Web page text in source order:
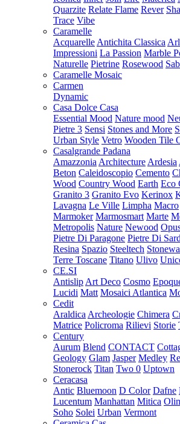
Quarzite Relate Flame Rever
Trace Vibe
Caramelle
Acquarelle Antichita Classica
Impressioni La Passion Marble
Naturelle Pietrine Rosewood
Caramelle Mosaic
Carmen
Dynamic
Casa Dolce Casa
Essential Mood Nature mood
Pietre 3 Sensi Stones and More
Urban Style Vetro Wooden Tile
Casalgrande Padana
Amazzonia Architecture Ardesia
Beton Caleidoscopio Cemento
Wood Country Wood Earth Eco
Granito 3 Granito Evo Kerinox
Lavagna Le Ville Limpha Macro
Marmoker Marmosmart Marte
Metropolis Nature Newood
Pietre Di Paragone Pietre Di
Resina Spazio Steeltech
Terre Toscane Titano Ulivo
CE.SI
Antislip Art Deco Cosmo
Lucidi Matt Mosaici Atlantica
Cedit
Araldica Archeologie Chimera
Matrice Policroma Rilievi Storie
Century
Aurum Blend CONTACT
Geology Glam Jasper Medley
Stonerock Titan Two 0 Uptown
Ceracasa
Antic Bluemoon D Color Dafne
Lucentum Manhattan Mitica
Soho Solei Urban Vermont